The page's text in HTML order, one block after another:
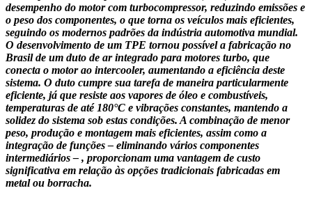
desempenho do motor com turbocompressor, reduzindo emissões e
o peso dos componentes, o que torna os veículos mais eficientes,
seguindo os modernos padrões da indústria automotiva mundial.
O desenvolvimento de um TPE tornou possível a fabricação no
Brasil de um duto de ar integrado para motores turbo, que
conecta o motor ao intercooler, aumentando a eficiência deste
sistema. O duto cumpre sua tarefa de maneira particularmente
eficiente, já que resiste aos vapores de óleo e combustíveis,
temperaturas de até 180°C e vibrações constantes, mantendo a
solidez do sistema sob estas condições. A combinação de menor
peso, produção e montagem mais eficientes, assim como a
integração de funções – eliminando vários componentes
intermediários – , proporcionam uma vantagem de custo
significativa em relação às opções tradicionais fabricadas em
metal ou borracha.